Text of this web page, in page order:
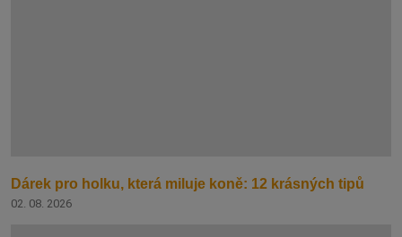
Dárek pro holku, která miluje koně: 12 krásných tipů
02. 08. 2026